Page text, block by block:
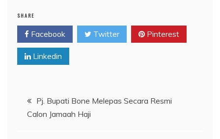
SHARE
Facebook Twitter Pinterest
Linkedin
Navigasi
pos
Pj. Bupati Bone Melepas Secara Resmi
Calon Jamaah Haji